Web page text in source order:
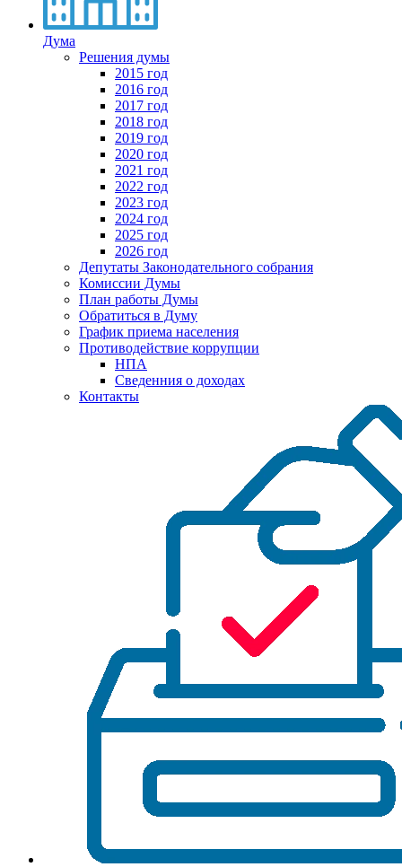
Дума
Решения думы
2015 год
2016 год
2017 год
2018 год
2019 год
2020 год
2021 год
2022 год
2023 год
2024 год
2025 год
2026 год
Депутаты Законодательного собрания
Комиссии Думы
План работы Думы
Обратиться в Думу
График приема населения
Противодействие коррупции
НПА
Сведенния о доходах
Контакты